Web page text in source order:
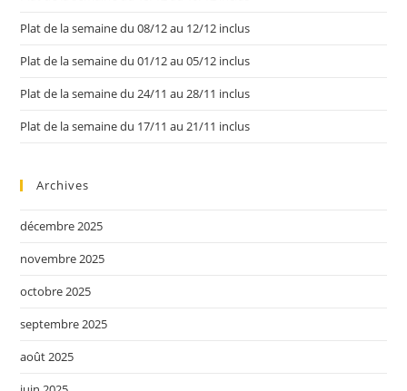
Plat de la semaine du 08/12 au 12/12 inclus
Plat de la semaine du 01/12 au 05/12 inclus
Plat de la semaine du 24/11 au 28/11 inclus
Plat de la semaine du 17/11 au 21/11 inclus
Archives
décembre 2025
novembre 2025
octobre 2025
septembre 2025
août 2025